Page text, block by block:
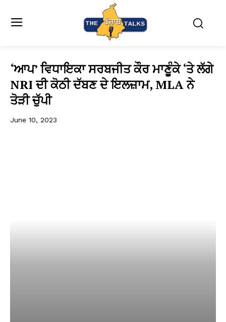
‘ਆਪ’ ਵਿਧਾਇਕਾ ਸਰਬਜੀਤ ਕੌਰ ਮਾਣੂੰਕੇ ‘ਤੇ ਲੱਗੇ
NRI ਦੀ ਕੋਠੀ ਦੱਬਣ ਦੇ ਇਲਜ਼ਾਮ, MLA ਨੇ
ਤੋੜੀ ਚੁੱਪੀ
June 10, 2023